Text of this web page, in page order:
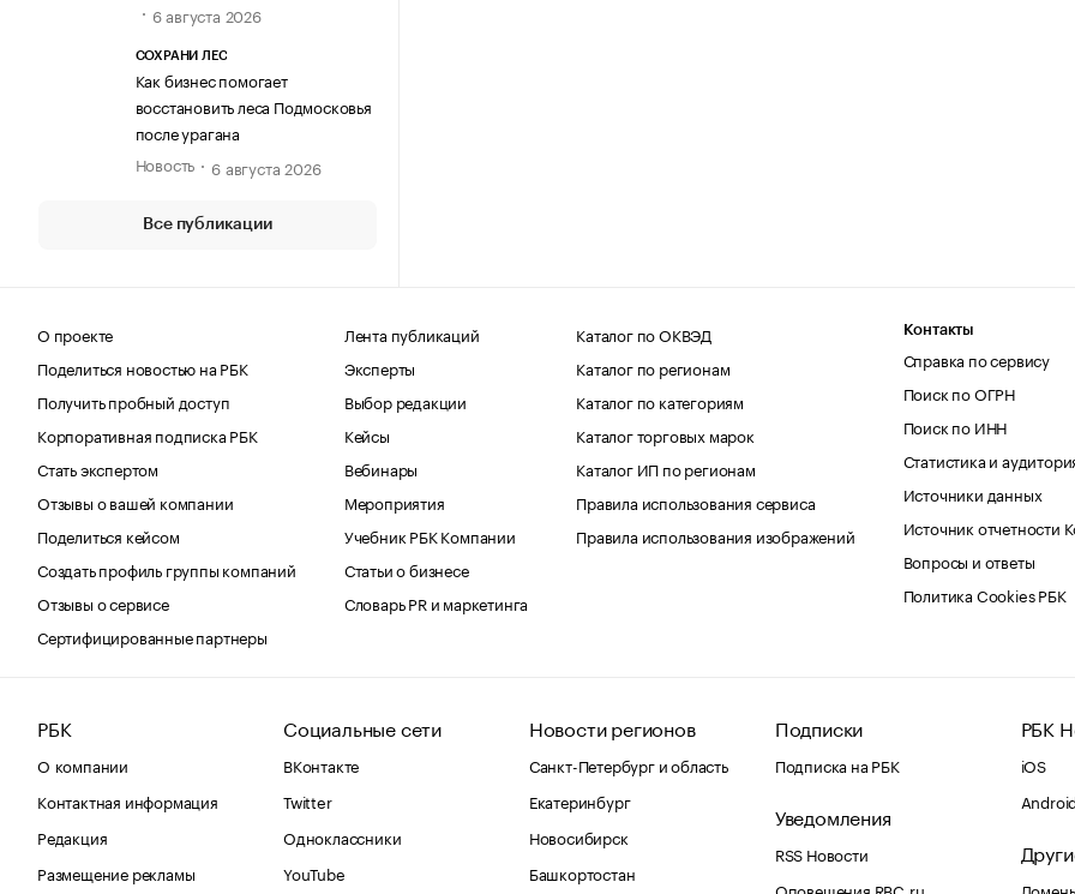
6 августа 2026
СОХРАНИ ЛЕС
Как бизнес помогает
восстановить леса Подмосковья
после урагана
Новость
6 августа 2026
Все публикации
О проекте
Поделиться новостью на РБК
Получить пробный доступ
Корпоративная подписка РБК
Стать экспертом
Отзывы о вашей компании
Поделиться кейсом
Создать профиль группы компаний
Отзывы о сервисе
Сертифицированные партнеры
Лента публикаций
Эксперты
Выбор редакции
Кейсы
Вебинары
Мероприятия
Учебник РБК Компании
Статьи о бизнесе
Словарь PR и маркетинга
Каталог по ОКВЭД
Каталог по регионам
Каталог по категориям
Каталог торговых марок
Каталог ИП по регионам
Правила использования сервиса
Правила использования изображений
Контакты
Справка по сервису
Поиск по ОГРН
Поиск по ИНН
Статистика и
Источники данных
Источник отчетности
Вопросы и ответы
Политика Cookies РБК
РБК
О компании
Контактная информация
Редакция
Размещение рекламы
Социальные сети
ВКонтакте
Twitter
Одноклассники
YouTube
Новости регионов
Санкт-Петербург и область
Екатеринбург
Новосибирск
Башкортостан
Подписки
Подписка на РБК
Уведомления
RSS Новости
Оповещения RBC.ru
РБК
iOS